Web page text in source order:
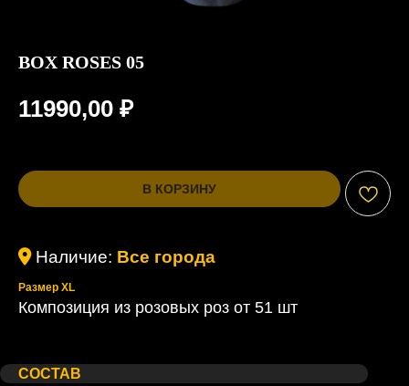
BOX ROSES 05
11990,00 ₽
В КОРЗИНУ
Наличие: Все города
Размер XL
Композиция из розовых роз от 51 шт
СОСТАВ